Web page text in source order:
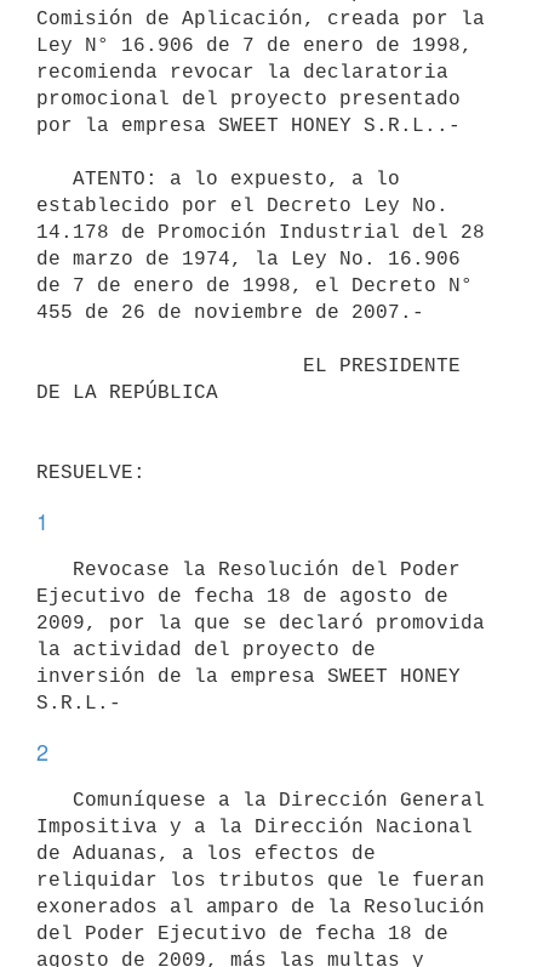
Comisión de Aplicación, creada por la
Ley N° 16.906 de 7 de enero de 1998,
recomienda revocar la declaratoria
promocional del proyecto presentado
por la empresa SWEET HONEY S.R.L..-
establecido por el Decreto Ley No.
14.178 de Promoción Industrial del 28
de marzo de 1974, la Ley No. 16.906
de 7 de enero de 1998, el Decreto N°
455 de 26 de noviembre de 2007.-
DE LA REPÚBLICA
1
Ejecutivo de fecha 18 de agosto de
2009, por la que se declaró promovida
la actividad del proyecto de
inversión de la empresa SWEET HONEY
2
Impositiva y a la Dirección Nacional
de Aduanas, a los efectos de
reliquidar los tributos que le fueran
exonerados al amparo de la Resolución
del Poder Ejecutivo de fecha 18 de
agosto de 2009, más las multas y